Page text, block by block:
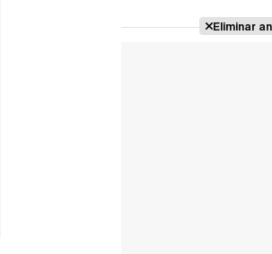
Eliminar